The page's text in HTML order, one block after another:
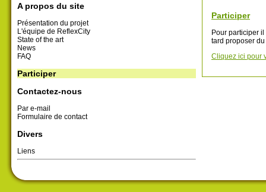
A propos du site
Présentation du projet
L'équipe de ReflexCity
State of the art
News
FAQ
Participer
Contactez-nous
Par e-mail
Formulaire de contact
Divers
Liens
Participer
Pour participer
tard proposer
Cliquez ici pour